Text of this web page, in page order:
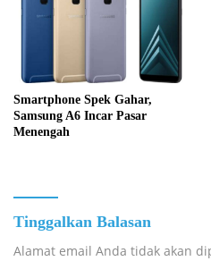
Smartphone Spek Gahar,
Samsung A6 Incar Pasar
Menengah
Tinggalkan Balasan
Alamat email Anda tidak akan